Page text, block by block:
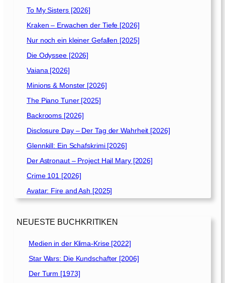
To My Sisters [2026]
Kraken – Erwachen der Tiefe [2026]
Nur noch ein kleiner Gefallen [2025]
Die Odyssee [2026]
Vaiana [2026]
Minions & Monster [2026]
The Piano Tuner [2025]
Backrooms [2026]
Disclosure Day – Der Tag der Wahrheit [2026]
Glennkill: Ein Schafskrimi [2026]
Der Astronaut – Project Hail Mary [2026]
Crime 101 [2026]
Avatar: Fire and Ash [2025]
NEUESTE BUCHKRITIKEN
Medien in der Klima-Krise [2022]
Star Wars: Die Kundschafter [2006]
Der Turm [1973]